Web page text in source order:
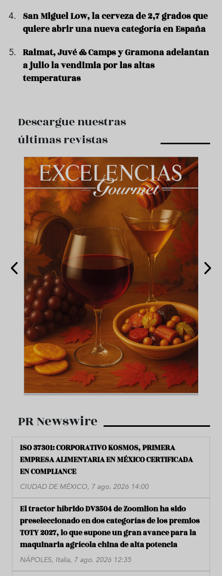
San Miguel Low, la cerveza de 2,7 grados que
quiere abrir una nueva categoría en España
Raimat, Juvé & Camps y Gramona adelantan
a julio la vendimia por las altas
temperaturas
Descargue nuestras
últimas revistas
PR Newswire
ISO 37301: CORPORATIVO KOSMOS, PRIMERA
EMPRESA ALIMENTARIA EN MÉXICO CERTIFICADA
EN COMPLIANCE
CIUDAD DE MÉXICO, 7 ago. 2026 14:00
El tractor híbrido DV3504 de Zoomlion ha sido
preseleccionado en dos categorías de los premios
TOTY 2027, lo que supone un gran avance para la
maquinaria agrícola china de alta potencia
NÁPOLES, Italia, 7 ago. 2026 12:35